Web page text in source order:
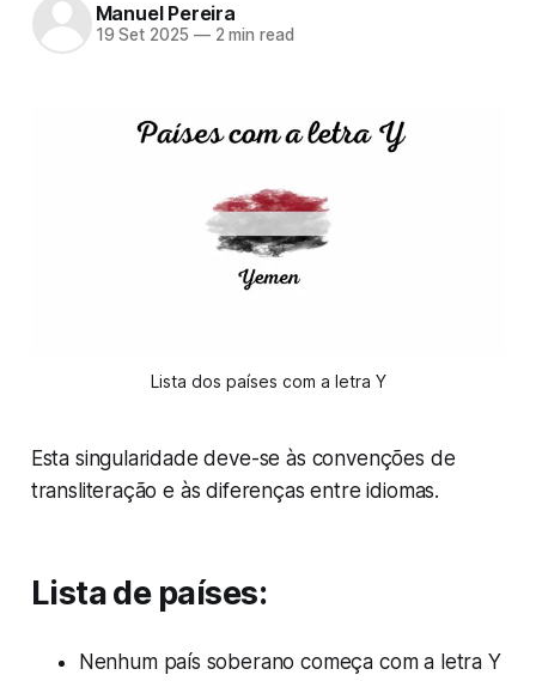
Manuel Pereira
19 Set 2025 —2 min read
Lista dos países com a letra Y
Esta singularidade deve-se às convenções de
transliteração e às diferenças entre idiomas.
Lista de países:
Nenhum país soberano começa com a letra Y